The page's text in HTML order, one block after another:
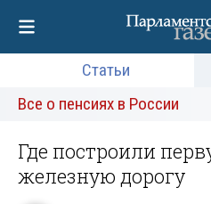
Статьи
Все о пенсиях в России
Где построили
железную дорогу